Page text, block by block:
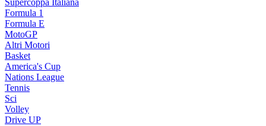
Supercoppa Italiana
Formula 1
Formula E
MotoGP
Altri Motori
Basket
America's Cup
Nations League
Tennis
Sci
Volley
Drive UP